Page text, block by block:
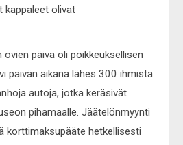
kappaleet olivat
päivä oli poikkeuksellisen
päivän aikana lähes 300 ihmistä.
autoja, jotka keräsivät
pihamaalle. Jäätelönmyynti
korttimaksupääte hetkellisesti